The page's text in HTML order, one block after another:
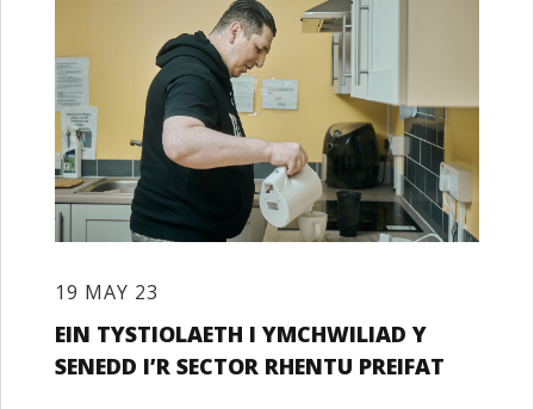
19 MAY 23
EIN TYSTIOLAETH I YMCHWILIAD Y
SENEDD I’R SECTOR RHENTU PREIFAT